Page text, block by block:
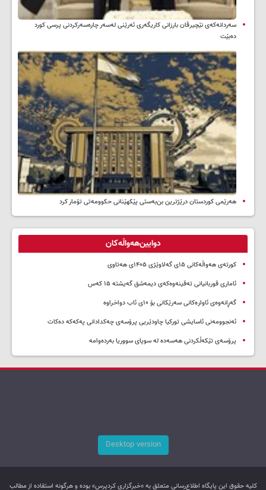
سه‌ردانه‌کەی نێچیرڤان بارزانی كاریگه‌ری ئه‌رێنی له‌سه‌ر چاره‌سه‌ركردنی پرسی كورد
ده‌بێت
هەرێمی کوردستان درێژترین بن‌بەستی پێکهێنانی حکوومەتی تۆمار کرد
دوایین‌هەواڵەکان
کورتەی هەواڵەکانی ۱۵ی گەلاوێژی ۱۴۰۵ی هەتاوی
ئاماری قوربانیانی تەقینەوەکەی دیمەشق گەیشتە ۱۵ کەس
گەڕانەوەی ئاوارەکانی سەرێکانی بۆ ۱۰ی ئاب دواخراوە
ئەنجوومەنی ئاسایشی تورکیا چاودێریی پرۆسەی چەکدادانی پەکەکە دەکات
پرۆسەی تێکەڵکردنی هەسەدە لە سوپای سووریا بەردەوامە
Desktop version
کليه حقوق اين پایگاه اطلاع‌رسانی متعلق به «خبرگزاری کردپرس» بوده و هرگونه استفاده از مطالب